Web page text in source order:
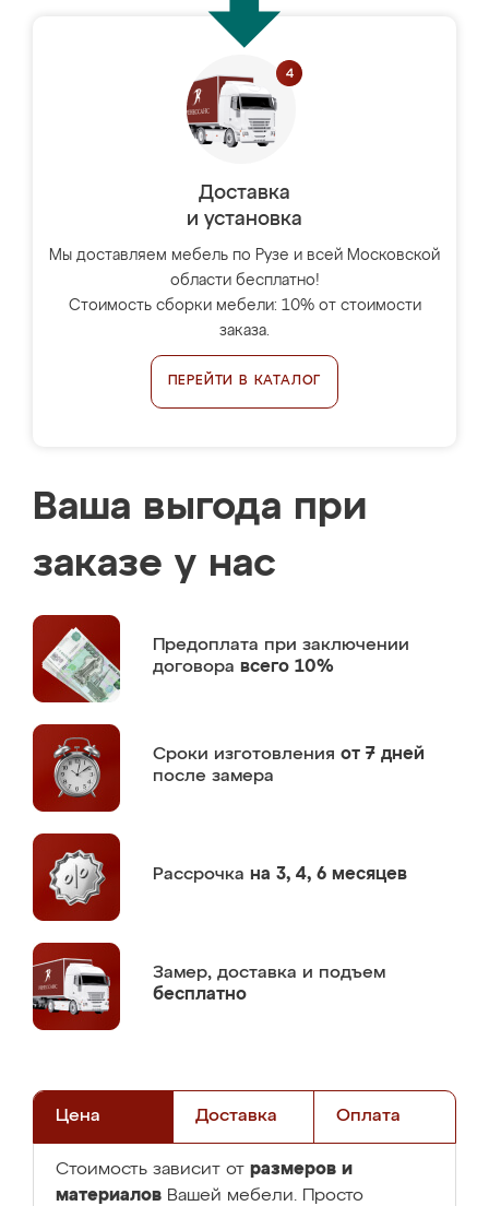
Доставка
и установка
Мы доставляем мебель по Рузе и всей Московской
области бесплатно!
Стоимость сборки мебели: 10% от стоимости
заказа.
ПЕРЕЙТИ В КАТАЛОГ
Ваша выгода при
заказе у нас
Предоплата при заключении
договора всего 10%
Сроки изготовления от 7 дней
после замера
Рассрочка на 3, 4, 6 месяцев
Замер, доставка и подъем
бесплатно
Цена Доставка Оплата
Стоимость зависит от размеров и
материалов Вашей мебели. Просто